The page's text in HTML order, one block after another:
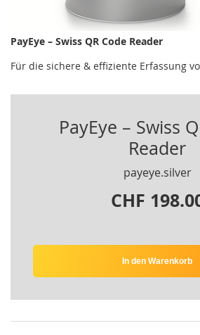
PayEye – Swiss QR Code Reader
Für die sichere & effiziente Erfassung
PayEye – Swiss
Reader
CHF
payeye.silver
In den Warenkorb